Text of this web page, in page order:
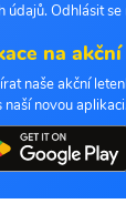
údajů. Odhlásit
na
naše akční
naší novou aplikaci.